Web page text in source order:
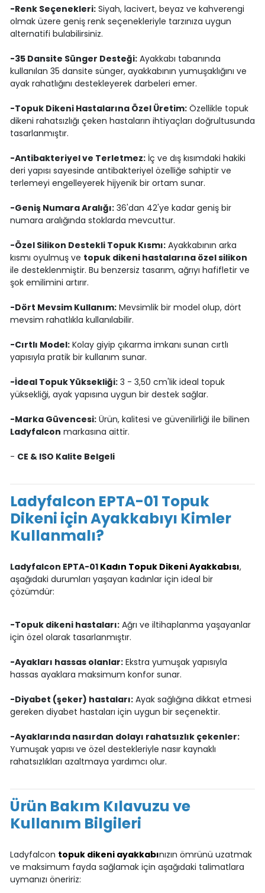
-Renk Seçenekleri:Siyah, lacivert, beyaz ve kahverengi
olmak üzere geniş renk seçenekleriyle tarzınıza uygun
alternatifi bulabilirsiniz.
-35 Dansite Sünger Desteği:Ayakkabı tabanında
kullanılan 35 dansite sünger, ayakkabının yumuşaklığını ve
ayak rahatlığını destekleyerek darbeleri emer.
-Topuk Dikeni Hastalarına Özel Üretim:Özellikle topuk
dikeni rahatsızlığı çeken hastaların ihtiyaçları doğrultusunda
tasarlanmıştır.
-Antibakteriyel ve Terletmez:İç ve dış kısımdaki hakiki
deri yapısı sayesinde antibakteriyel özelliğe sahiptir ve
terlemeyi engelleyerek hijyenik bir ortam sunar.
-Geniş Numara Aralığı:36'dan 42'ye kadar geniş bir
numara aralığında stoklarda mevcuttur.
-Özel Silikon Destekli Topuk Kısmı:Ayakkabının arka
kısmı oyulmuş ve topuk dikeni hastalarına özel silikon
ile desteklenmiştir. Bu benzersiz tasarım, ağrıyı hafifletir ve
şok emilimini artırır.
-Dört Mevsim Kullanım:Mevsimlik bir model olup, dört
mevsim rahatlıkla kullanılabilir.
-Cırtlı Model:Kolay giyip çıkarma imkanı sunan cırtlı
yapısıyla pratik bir kullanım sunar.
-İdeal Topuk Yüksekliği:3 - 3,50 cm'lik ideal topuk
yüksekliği, ayak yapısına uygun bir destek sağlar.
-Marka Güvencesi:Ürün, kalitesi ve güvenilirliği ile bilinen
Ladyfalcon markasına aittir.
- CE & ISO Kalite Belgeli
Ladyfalcon EPTA-01 Topuk
Dikeni için Ayakkabıyı Kimler
Kullanmalı?
Ladyfalcon EPTA-01 Kadın Topuk Dikeni Ayakkabısı,
aşağıdaki durumları yaşayan kadınlar için ideal bir
çözümdür:
-Topuk dikeni hastaları:Ağrı ve iltihaplanma yaşayanlar
için özel olarak tasarlanmıştır.
-Ayakları hassas olanlar:Ekstra yumuşak yapısıyla
hassas ayaklara maksimum konfor sunar.
-Diyabet (şeker) hastaları:Ayak sağlığına dikkat etmesi
gereken diyabet hastaları için uygun bir seçenektir.
-Ayaklarında nasırdan dolayı rahatsızlık çekenler:
Yumuşak yapısı ve özel destekleriyle nasır kaynaklı
rahatsızlıkları azaltmaya yardımcı olur.
Ürün Bakım Kılavuzu ve
Kullanım Bilgileri
Ladyfalcon topuk dikeni ayakkabınızın ömrünü uzatmak
ve maksimum fayda sağlamak için aşağıdaki talimatlara
uymanızı öneririz: